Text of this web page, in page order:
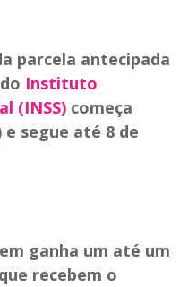
parcela antecipada
Instituto
(INSS) começa
segue até 8 de
ganha um até um
recebem o